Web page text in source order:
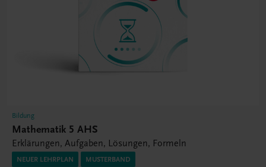
Bildung
Mathematik 5 AHS
Erklärungen, Aufgaben, Lösungen, Formeln
NEUER LEHRPLAN MUSTERBAND